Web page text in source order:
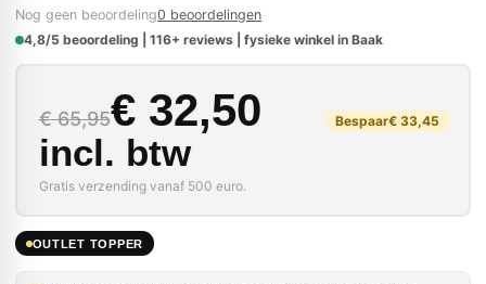
Nog geen beoordeling0 beoordelingen
4,8/5 beoordeling | 116+ reviews | fysieke winkel in Baak
€65,95
Oorspronkelijke
€32,50
Huidige prijs is: €
incl. btw
Bespaar€33,45
Gratis verzending vanaf 500 euro.
OUTLET TOPPER